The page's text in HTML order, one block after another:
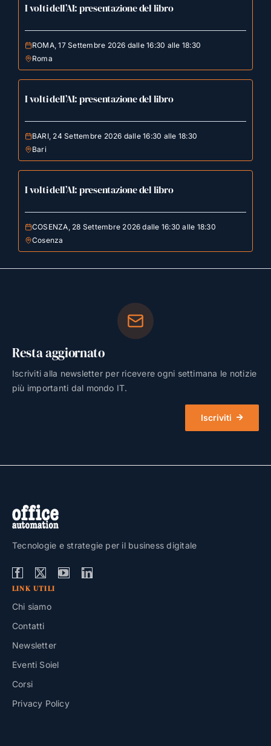
I volti dell’AI: presentazione del libro
ROMA, 17 Settembre 2026 dalle 16:30 alle 18:30
Roma
I volti dell’AI: presentazione del libro
BARI, 24 Settembre 2026 dalle 16:30 alle 18:30
Bari
I volti dell’AI: presentazione del libro
COSENZA, 28 Settembre 2026 dalle 16:30 alle 18:30
Cosenza
Resta aggiornato
Iscriviti alla newsletter per ricevere ogni settimana le notizie
più importanti dal mondo IT.
Iscriviti
Tecnologie e strategie per il business digitale
LINK UTILI
Chi siamo
Contatti
Newsletter
Eventi Soiel
Corsi
Privacy Policy